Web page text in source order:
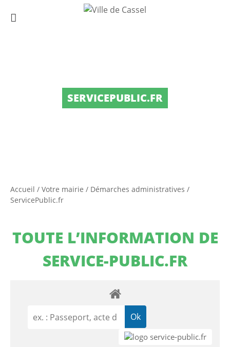
SERVICEPUBLIC.FR
Accueil / Votre mairie / Démarches administratives /
ServicePublic.fr
TOUTE L’INFORMATION DE
SERVICE-PUBLIC.FR